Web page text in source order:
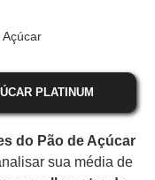
PLATINUM
do Pão de Açúcar
sua média de